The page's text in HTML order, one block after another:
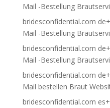
Mail -Bestellung
bridesconfidential.com
Mail -Bestellung
bridesconfidential.com
Mail -Bestellung
bridesconfidential.com
Mail bestellen Braut
bridesconfidential.com